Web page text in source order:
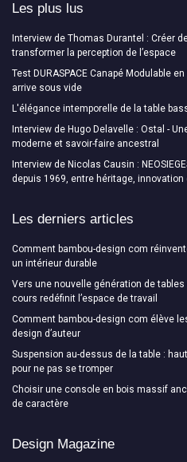
Les plus lus
Interview de Thomas Durantel : Créer
transformer la perception de l’espace
Test DURASPACE Canapé Modulable
arrive sous vide
L'élégance intemporelle de la table
Interview de Hugo Delavelle : Ostal -
moderne et savoir-faire ancestral
Interview de Nicolas Causin :
depuis 1969, entre héritage,
Les derniers articles
Comment bambou-design com
un intérieur durable
Vers une nouvelle génération de
cours redéfinit l’espace de travail
Comment bambou-design com élève
design d’auteur
Suspension au-dessus de la table :
pour ne pas se tromper
Choisir une console en bois massif
de caractère
Design Magazine